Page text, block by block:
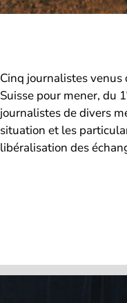
Cinq journalistes venus
Suisse pour mener, du 1
journalistes de divers
situation et les
libéralisation des